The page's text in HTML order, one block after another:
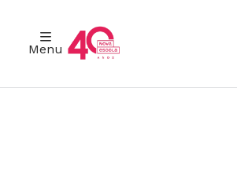
Menu